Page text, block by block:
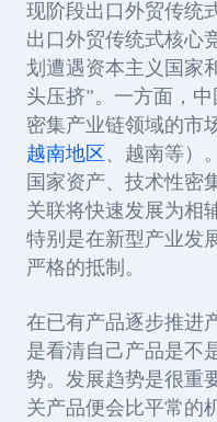
现阶段出口外贸传统
出口外贸传统式核心
划遭遇资本主义国家
头压挤”。一方面，
密集产业链领域的市
越南地区 、越南等）
国家资产、技术性密
关联将快速发展为相
特别是在新型产业发
严格的抵制。
在已有产品逐步推进
是看清自己产品是不
势。发展趋势是很重
关产品便会比平常的